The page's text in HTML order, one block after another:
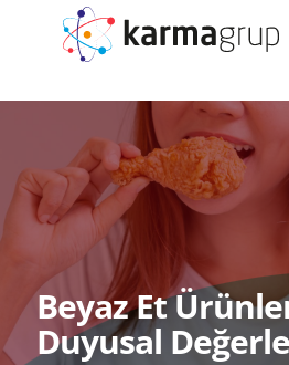
Beyaz Et
Duyusal